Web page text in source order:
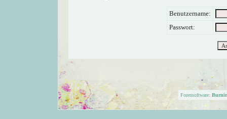
Benutzername:
Passwort:
Forensoftware: